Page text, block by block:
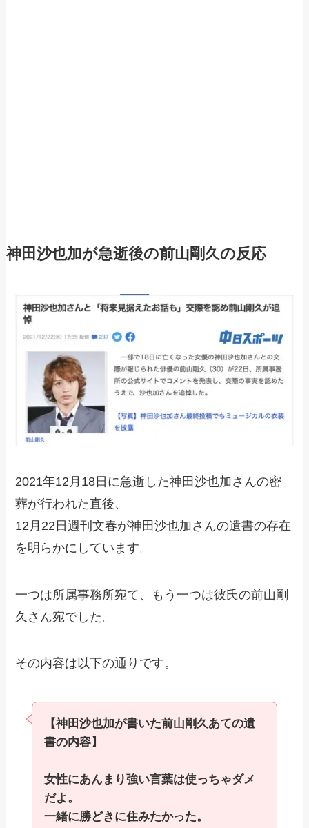
神田沙也加が急逝後の前山剛久の反応
2021年12月18日に急逝した神田沙也加さんの密
葬が行われた直後、
12月22日週刊文春が神田沙也加さんの遺書の存在
を明らかにしています。
一つは所属事務所宛て、もう一つは彼氏の前山剛
久さん宛でした。
その内容は以下の通りです。
【神田沙也加が書いた前山剛久あての遺
書の内容】
女性にあんまり強い言葉は使っちゃダメ
だよ。
一緒に勝どきに住みたかった。